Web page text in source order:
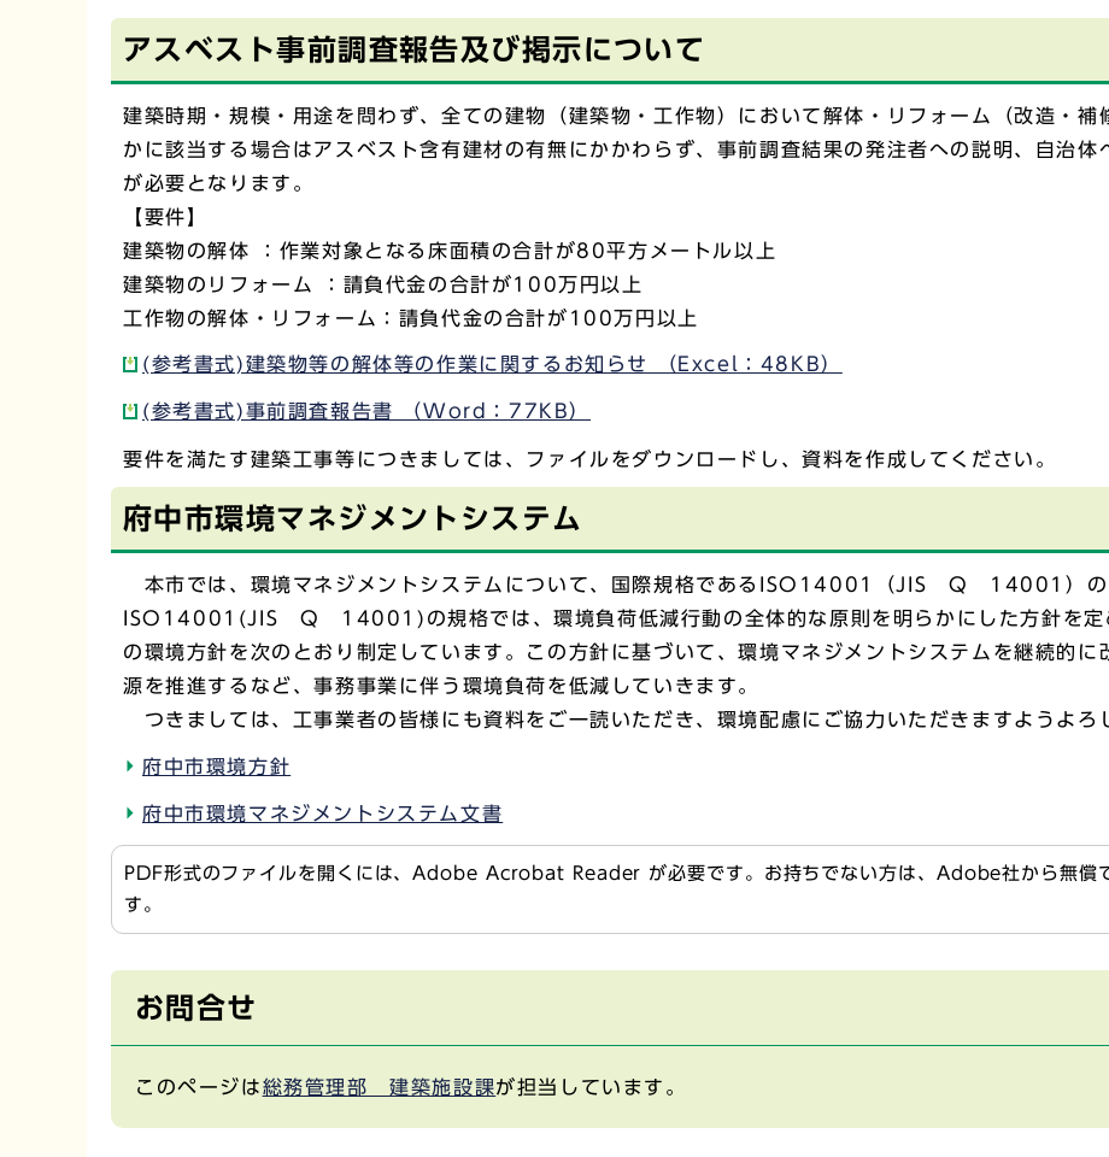
アスベスト事前調査報告及び掲示について
建築時期・規模・用途を問わず、全ての建物（建築物・工作物）において解体・リフォーム（改造・補
かに該当する場合はアスベスト含有建材の有無にかかわらず、事前調査結果の発注者への説明、自治
が必要となります。
【要件】
建築物の解体 ：作業対象となる床面積の合計が80平方メートル以上
建築物のリフォーム ：請負代金の合計が100万円以上
工作物の解体・リフォーム：請負代金の合計が100万円以上
(参考書式)建築物等の解体等の作業に関するお知らせ （Excel：48KB）
(参考書式)事前調査報告書 （Word：77KB）
要件を満たす建築工事等につきましては、ファイルをダウンロードし、資料を作成してください。
府中市環境マネジメントシステム
本市では、環境マネジメントシステムについて、国際規格であるISO14001（JIS Q 14001）の
ISO14001(JIS Q 14001)の規格では、環境負荷低減行動の全体的な原則を明らかにした方針を定
の環境方針を次のとおり制定しています。この方針に基づいて、環境マネジメントシステムを継続的
源を推進するなど、事務事業に伴う環境負荷を低減していきます。
つきましては、工事業者の皆様にも資料をご一読いただき、環境配慮にご協力いただきますようよろ
府中市環境方針
府中市環境マネジメントシステム文書
PDF形式のファイルを開くには、Adobe Acrobat Reader が必要です。お持ちでない方は、Adobe社から無償
す。
お問合せ
このページは総務管理部 建築施設課が担当しています。